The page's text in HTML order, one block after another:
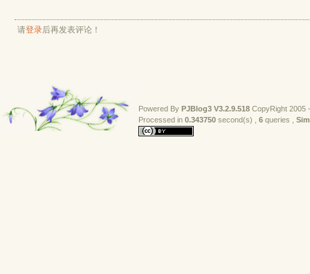
请登录后再发表评论！
Powered By PJBlog3 V3.2.9.518 CopyRight 2005
Processed in 0.343750 second(s) , 6 queries ,